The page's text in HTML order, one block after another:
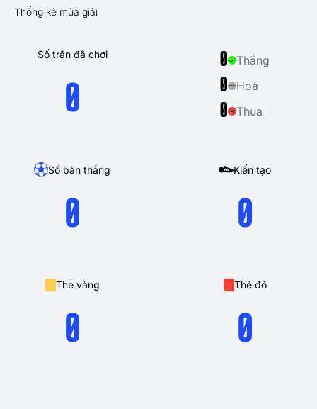
Thống kê mùa giải
Số trận đã chơi
0
Số bàn thắng
0
Kiến tạo
0
Thẻ vàng
0
Thẻ đỏ
0
0 Thắng
0 Hoà
0 Thua